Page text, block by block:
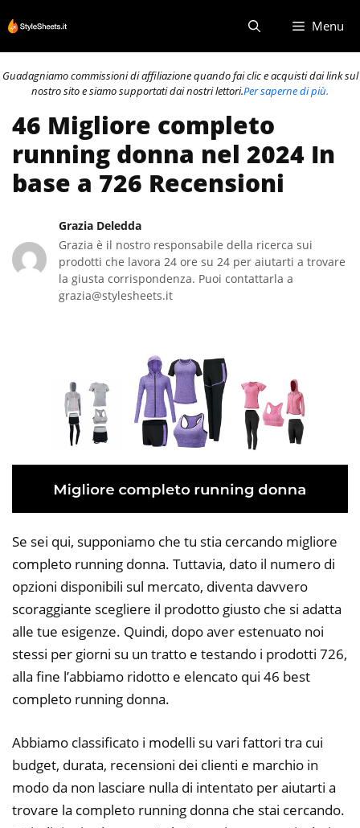
al
contenuto
Menu
Guadagniamo commissioni di affiliazione quando fai clic e acquisti dai link sul
nostro sito e siamo supportati dai nostri lettori.Per saperne di più.
46 Migliore completo
running donna nel 2024 In
base a 726 Recensioni
Grazia Deledda
Grazia è il nostro responsabile della ricerca sui
prodotti che lavora 24 ore su 24 per aiutarti a trovare
la giusta corrispondenza. Puoi contattarla a
grazia@stylesheets.it
Se sei qui, supponiamo che tu stia cercando migliore
completo running donna. Tuttavia, dato il numero di
opzioni disponibili sul mercato, diventa davvero
scoraggiante scegliere il prodotto giusto che si adatta
alle tue esigenze. Quindi, dopo aver estenuato noi
stessi per giorni su un tratto e testando i prodotti 726,
alla fine l’abbiamo ridotto e elencato qui 46 best
completo running donna.
Abbiamo classificato i modelli su vari fattori tra cui
budget, durata, recensioni dei clienti e marchio in
modo da non lasciare nulla di intentato per aiutarti a
trovare la completo running donna che stai cercando.